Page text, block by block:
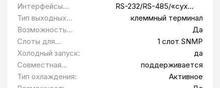
типами нагрузок. Модульный ИБП QPS-
OLX-RT-90-SKM основан на
использовании шести независимых
силовых модулей мощностью 15 кВ·А/15
кВт и высотой 2U каждый, которые
размещаются в силовом шкафу. Силовые
модули поддерживают возможность
горячей замены, что упрощает
Интерфейсы
управления:
RS-232/RS-485/«сухие
контакты»
Тип выходных
розеток:
клеммный терминал
Возможность
установки в
стойку 19":
Да
Слоты для
модулей
расширения:
1 слот SNMP
Холодный запуск:
да
Совместная
работа с
генератором:
поддерживается
Тип охлаждения:
Активное